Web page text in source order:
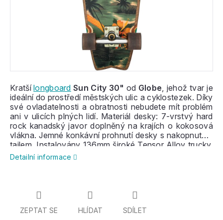
Kratšílongboard Sun City 30" od Globe, jehož tvar je
ideální do prostředí městských ulic a cyklostezek. Díky
své ovladatelnosti a obratnosti nebudete mít problém
ani v ulicích plných lidí. Materiál desky: 7-vrstvý hard
rock kanadský javor doplněný na krajích o kokosová
vlákna. Jemné konkávní prohnutí desky s nakopnutým
tailem. Instalovány 136mm široké Tensor Alloy trucky,
kolečka o průměru 62mm s tvrdostí 78a,
Detailní informace
ZEPTAT SE HLÍDAT SDÍLET